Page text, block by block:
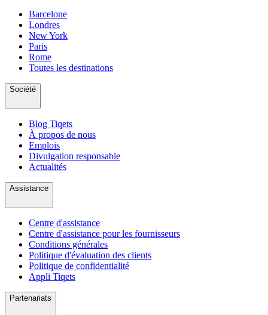
Barcelone
Londres
New York
Paris
Rome
Toutes les destinations
Société
Blog Tiqets
À propos de nous
Emplois
Divulgation responsable
Actualités
Assistance
Centre d'assistance
Centre d'assistance pour les fournisseurs
Conditions générales
Politique d'évaluation des clients
Politique de confidentialité
Appli Tiqets
Partenariats